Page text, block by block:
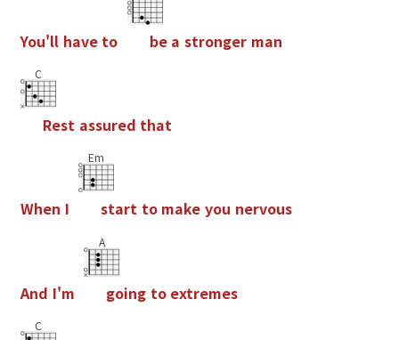
You'll have to be a stronger man
C
Rest assured that
When I
Em
start to make you nervous
And I'm
A
going to extremes
C